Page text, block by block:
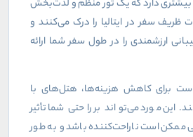
دارد که یک تور منظم و لذت‌بخش
ظریف سفر در ایتالیا را درک می‌کنند و
ارزشمندی را در طول سفر شما ارائه
است برای کاهش هزینه‌ها، هتل‌های با
این مورد می‌تواند بر راحتی شما تأثیر
ممکن است ناراحت‌کننده باشد و به طور